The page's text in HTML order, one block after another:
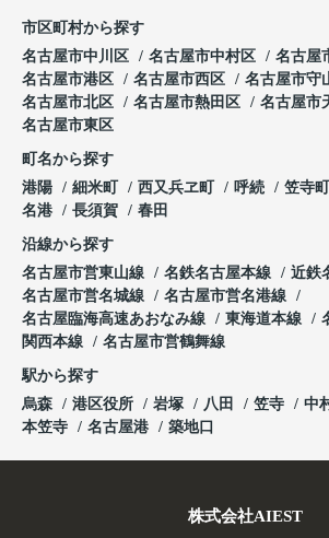
市区町村から探す
名古屋市中川区
名古屋市中村区
名古屋
名古屋市港区
名古屋市西区
名古屋市守
名古屋市北区
名古屋市熱田区
名古屋市
名古屋市東区
町名から探す
港陽
細米町 西又兵ヱ町 呼続 笠寺町
名港
長須賀 春田
沿線から探す
名古屋市営東山線
名鉄名古屋本線
近鉄
名古屋市営名城線
名古屋市営名港線
名古屋臨海高速あおなみ線
東海道本線
関西本線
名古屋市営鶴舞線
駅から探す
烏森
港区役所 岩塚 八田 笠寺 中
本笠寺
名古屋港 築地口
株式会社AIEST